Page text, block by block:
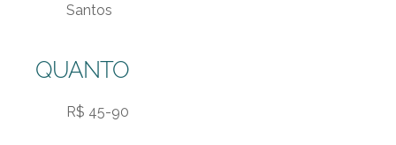
Santos
QUANTO
R$ 45-90